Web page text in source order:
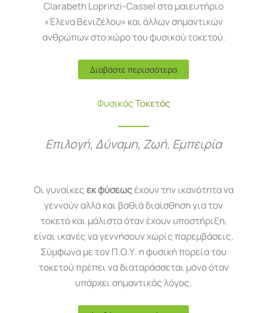
Clarabeth Loprinzi-Cassel στο μαιευτήριο
«Έλενα Βενιζέλου» και άλλων σημαντικών
ανθρώπων στο χώρο του φυσικού τοκετού.
Διαβάστε περισσότερα
Φυσικός Τοκετός
Επιλογή, Δύναμη, Ζωή, Εμπειρία
Οι γυναίκεςεκ φύσεωςέχουν την ικανότητα να
γεννούν αλλά και βαθιά διαίσθηση για τον
τοκετό και μάλιστα όταν έχουν υποστήριξη,
είναι ικανές να γεννήσουν χωρίς παρεμβάσεις.
Σύμφωνα με τον Π.Ο.Υ. η φυσική πορεία του
τοκετού πρέπει να διαταράσσεται μόνο όταν
υπάρχει σημαντικός λόγος.